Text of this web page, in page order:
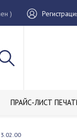
)
ПРАЙС-ЛИСТ